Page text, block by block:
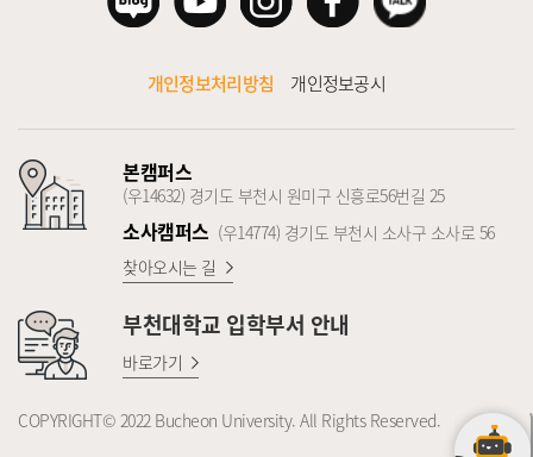
개인정보처리방침 개인정보공시
본캠퍼스
(우14632) 경기도 부천시 원미구 신흥로56번길 25
소사캠퍼스 (우14774) 경기도 부천시 소사구 소사로 56
찾아오시는 길
부천대학교 입학부서 안내
바로가기
COPYRIGHT© 2022 Bucheon University. All Rights Reserved.